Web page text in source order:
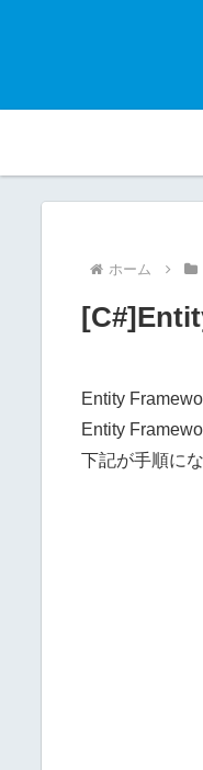
ホーム
Entity
Entity
下記が手順にな